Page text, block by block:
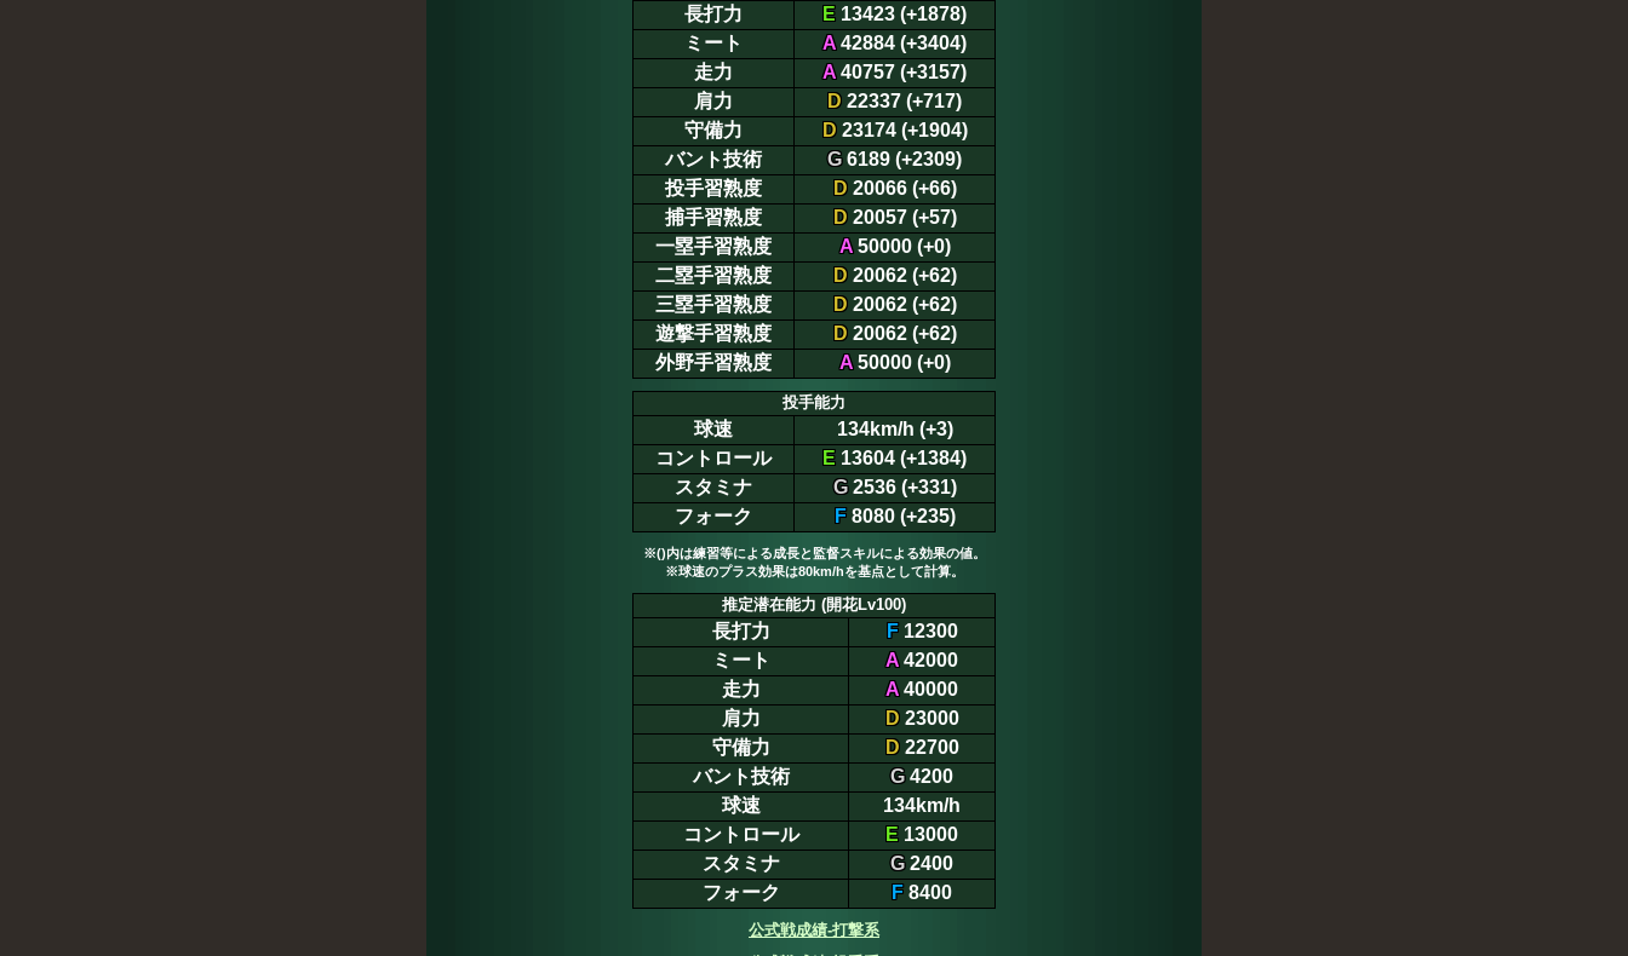
長打力 E 13423 (+1878)
ミート
A42884 (+3404)
走力
A40757 (+3157)
肩力
D 22337 (+717)
守備力
D23174 (+1904)
バント技術
G6189 (+2309)
投手習熟度
D20066 (+66)
捕手習熟度
D20057 (+57)
一塁手習熟度
A50000 (+0)
二塁手習熟度
D20062 (+62)
三塁手習熟度
D20062 (+62)
遊撃手習熟度
D20062 (+62)
外野手習熟度
A50000 (+0)
投手能力
球速
134km/h (+3)
コントロール
E 13604 (+1384)
スタミナ
G2536 (+331)
フォーク
F8080 (+235)
※()内は練習等による成長と監督スキルによる効果の値。
※球速のプラス効果は80km/hを基点として計算。
推定潜在能力 (開花Lv100)
長打力 F12300
ミート
A42000
走力
A40000
肩力
D23000
守備力
D22700
バント技術
G4200
球速
134km/h
コントロール
E 13000
スタミナ
G2400
フォーク
F 8400
公式戦成績-打撃系